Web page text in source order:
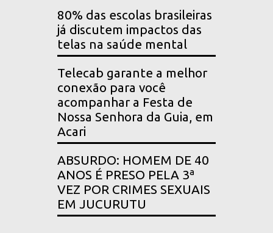
80% das escolas brasileiras
já discutem impactos das
telas na saúde mental
Telecab garante a melhor
conexão para você
acompanhar a Festa de
Nossa Senhora da Guia, em
Acari
ABSURDO: HOMEM DE 40
ANOS É PRESO PELA 3ª
VEZ POR CRIMES SEXUAIS
EM JUCURUTU